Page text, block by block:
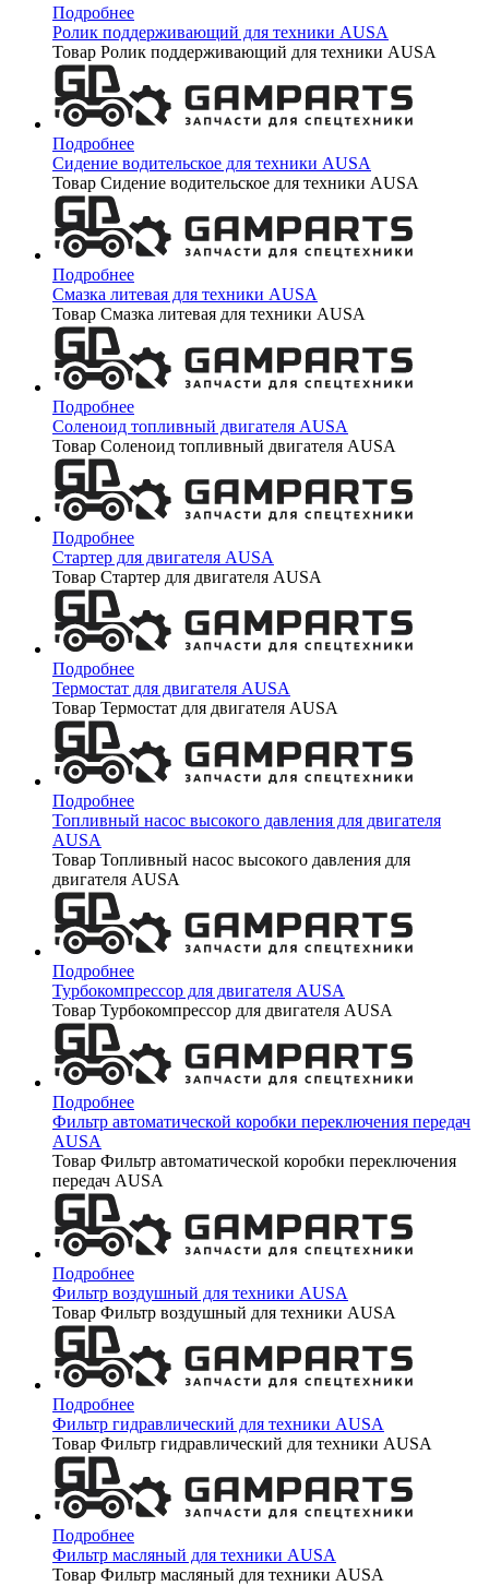
Подробнее
Ролик поддерживающий для техники AUSA
Товар Ролик поддерживающий для техники AUSA
Подробнее
Сидение водительское для техники AUSA
Товар Сидение водительское для техники AUSA
Подробнее
Смазка литевая для техники AUSA
Товар Смазка литевая для техники AUSA
Подробнее
Соленоид топливный двигателя AUSA
Товар Соленоид топливный двигателя AUSA
Подробнее
Стартер для двигателя AUSA
Товар Стартер для двигателя AUSA
Подробнее
Термостат для двигателя AUSA
Товар Термостат для двигателя AUSA
Подробнее
Топливный насос высокого давления для двигателя
AUSA
Товар Топливный насос высокого давления для
двигателя AUSA
Подробнее
Турбокомпрессор для двигателя AUSA
Товар Турбокомпрессор для двигателя AUSA
Подробнее
Фильтр автоматической коробки переключения передач
AUSA
Товар Фильтр автоматической коробки переключения
передач AUSA
Подробнее
Фильтр воздушный для техники AUSA
Товар Фильтр воздушный для техники AUSA
Подробнее
Фильтр гидравлический для техники AUSA
Товар Фильтр гидравлический для техники AUSA
Подробнее
Фильтр масляный для техники AUSA
Товар Фильтр масляный для техники AUSA